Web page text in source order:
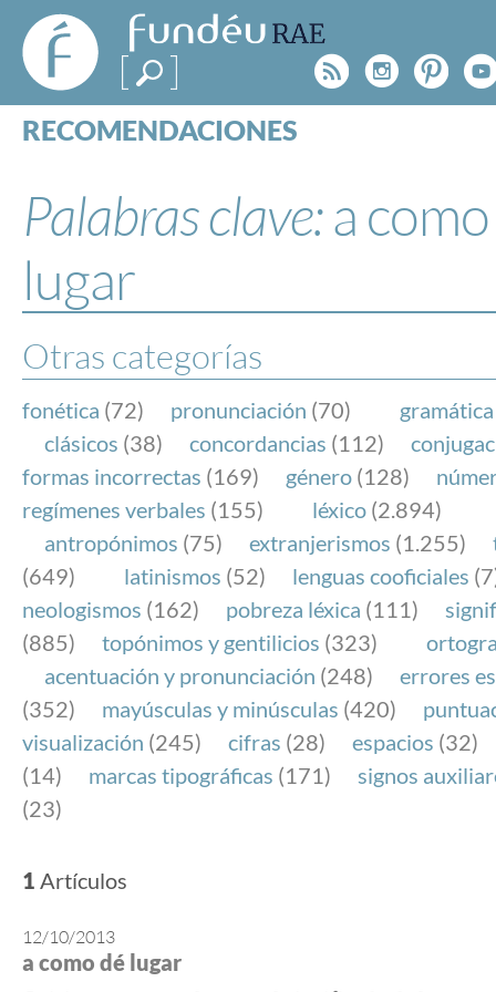
FundéuRAE
- Fundación
del Español
Urgente
Rss
RECOMENDACIONES
ESPECIALES
BLOG
NOTICIAS
FundéuRAE es una fundación patrocinada por la
y la Real Academia Española, cuyo objetivo es
el buen uso del español en los medios de
Internet.
Palabras clave:a
lugar
Otras categorías
fonética (72) pronunciación (70) gramática
clásicos (38) concordancias (112)
formas incorrectas (169) género (128)
regímenes verbales (155) léxico (2.894)
antropónimos (75) extranjerismos (1.255)
(649)
latinismos (52) lenguas cooficiales
neologismos (162) pobreza léxica (111)
(885)
topónimos y gentilicios (323)
acentuación y pronunciación (248)
errores
(352)
mayúsculas y minúsculas (420)
visualización (245) cifras (28) espacios (32)
(14)
marcas tipográficas (171)
signos
(23)
1 Artículos
12/10/2013
a como dé lugar